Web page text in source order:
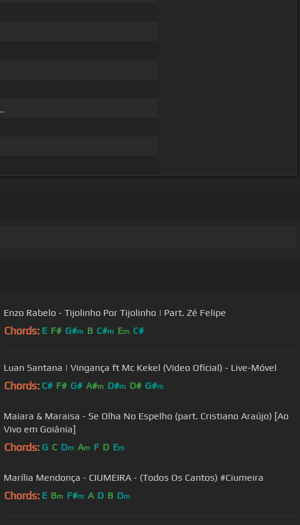
Enzo Rabelo - Tijolinho Por Tijolinho | Part. Zé Felipe
Chords: E F# G#m B C#m Em C#
Luan Santana | Vingança ft Mc Kekel (Video Oficial) - Live-Móvel
Chords: C# F# G# A#m D#m D# G#m
Maiara & Maraisa - Se Olha No Espelho (part. Cristiano Araújo) [Ao
Vivo em Goiânia]
Chords: G C Dm Am F D Em
Marília Mendonça - CIUMEIRA - (Todos Os Cantos) #Ciumeira
Chords: E Bm F#m A D B Dm